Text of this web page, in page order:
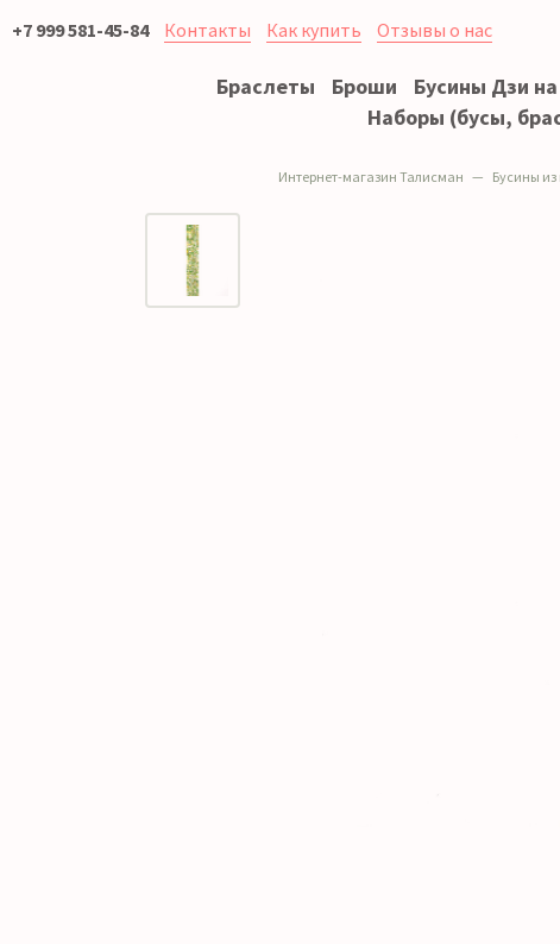
+7 999 581-45-84 Контакты Как купить Отзывы о нас
Браслеты Броши Бусины Дзи
Наборы (бусы,
Интернет-магазин Талисман Бусины